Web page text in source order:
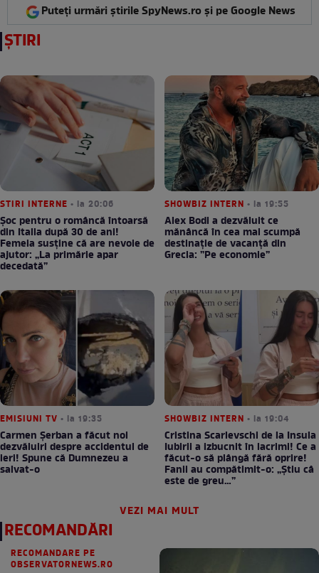
Puteți urmări știrile SpyNews.ro și pe Google News
ȘTIRI
STIRI INTERNE • la 20:06
Șoc pentru o româncă întoarsă
din Italia după 30 de ani!
Femeia susține că are nevoie de
ajutor: „La primărie apar
decedată”
SHOWBIZ INTERN • la 19:55
Alex Bodi a dezvăluit ce
mănâncă în cea mai scumpă
destinație de vacanță din
Grecia: ”Pe economie”
EMISIUNI TV • la 19:35
Carmen Șerban a făcut noi
dezvăluiri despre accidentul de
ieri! Spune că Dumnezeu a
salvat-o
SHOWBIZ INTERN • la 19:04
Cristina Scarlevschi de la Insula
Iubirii a izbucnit în lacrimi! Ce a
făcut-o să plângă fără oprire!
Fanii au compătimit-o: „Știu câ
este de greu…”
VEZI MAI MULT
RECOMANDĂRI
RECOMANDARE PE
OBSERVATORNEWS.RO